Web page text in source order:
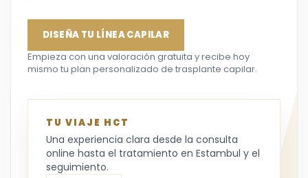
DISEÑA TU LÍNEA CAPILAR
Empieza con una valoración gratuita y recibe hoy
mismo tu plan personalizado de trasplante capilar.
TU VIAJE HCT
Una experiencia clara desde la consulta
online hasta el tratamiento en Estambul y el
seguimiento.